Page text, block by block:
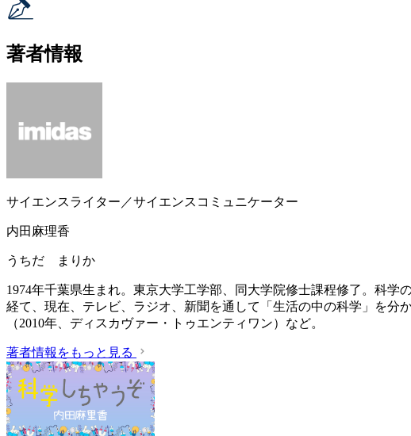
著者情報
サイエンスライター／サイエンスコミュニケーター
内田麻理香
うちだ まりか
1974年千葉県生まれ。東京大学工学部、同大学院修士課程修了。科
経て、現在、テレビ、ラジオ、新聞を通して「生活の中の科学」を分
（2010年、ディスカヴァー・トゥエンティワン）など。
著者情報をもっと見る